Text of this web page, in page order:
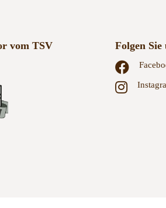
vom TSV
Folgen Sie